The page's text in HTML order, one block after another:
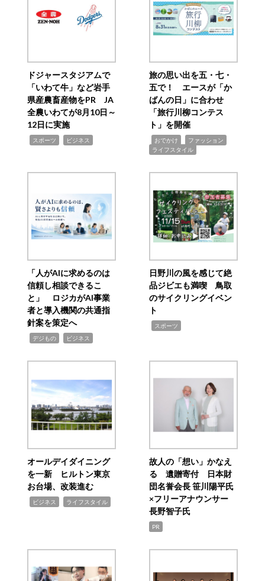
ドジャースタジアムで
「いわて牛」など岩手
県産農畜産物をPR JA
全農いわてが8月10日～
12日に実施
スポーツ ビジネス
旅の思い出を五・七・
五で！ エースが「か
ばんの日」に合わせ
「旅行川柳コンテス
ト」を開催
おでかけ ファッション
ライフスタイル
「人がAIに求めるのは
信頼し相談できるこ
と」 ロジカがAI事業
者と導入機関の共通指
針案を策定へ
デジもの ビジネス
日野川の風を感じて絶
品ジビエも満喫 鳥取
のサイクリングイベン
ト
スポーツ
オールデイダイニング
を一新 ヒルトン東京
お台場、改装進む
ビジネス ライフスタイル
故人の「想い」かなえ
る 遺贈寄付 日本財
団名誉会長 笹川陽平氏
×フリーアナウンサー
長野智子氏
PR